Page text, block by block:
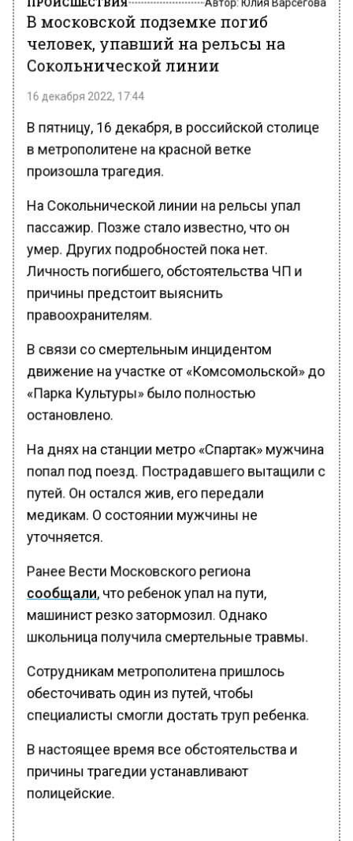
В московской подземке погиб
человек, упавший на рельсы на
Сокольнической линии
16 декабря 2022, 17:44
В пятницу, 16 декабря, в российской столице
в метрополитене на красной ветке
произошла трагедия.
На Сокольнической линии на рельсы упал
пассажир. Позже стало известно, что он
умер. Других подробностей пока нет.
Личность погибшего, обстоятельства ЧП и
причины предстоит выяснить
правоохранителям.
В связи со смертельным инцидентом
движение на участке от «Комсомольской» до
«Парка Культуры» было полностью
остановлено.
На днях на станции метро «Спартак» мужчина
попал под поезд. Пострадавшего вытащили с
путей. Он остался жив, его передали
медикам. О состоянии мужчины не
уточняется.
Ранее Вести Московского региона
сообщали, что ребенок упал на пути,
машинист резко затормозил. Однако
школьница получила смертельные травмы.
Сотрудникам метрополитена пришлось
обесточивать один из путей, чтобы
специалисты смогли достать труп ребенка.
В настоящее время все обстоятельства и
причины трагедии устанавливают
полицейские.